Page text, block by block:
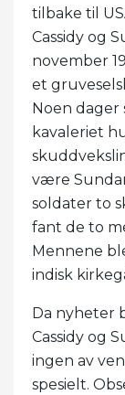
tilbake til
Cassidy og
november
et
Noen dager
kavaleriet
være
soldater to
fant de to
Mennene
indisk
Da nyheter
Cassidy og
ingen av
spesielt.